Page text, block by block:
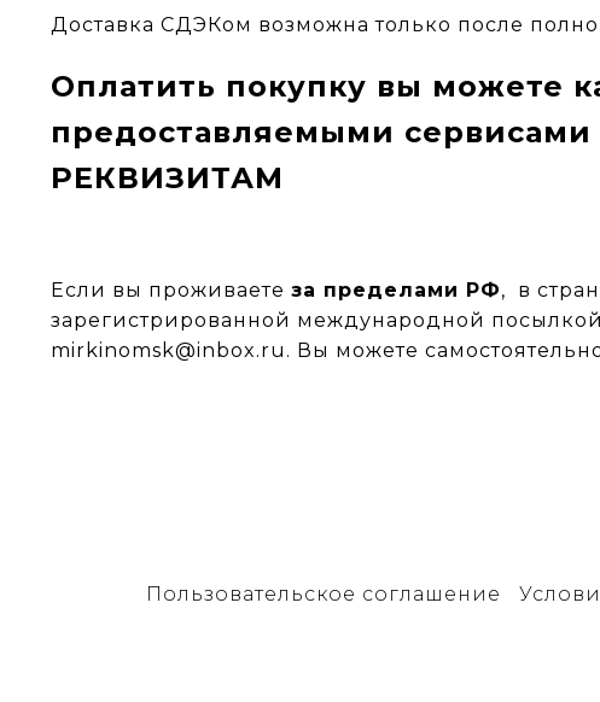
Доставка СДЭКом возможна только после
Оплатить покупку вы можете
предоставляемыми сервисами
РЕКВИЗИТАМ
Если вы проживаете за пределами РФ, в
зарегистрированной международной
mirkinomsk@inbox.ru . Вы можете
Пользовательское соглашение